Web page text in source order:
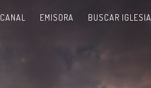
CANAL EMISORA BUSCAR IGLESIA